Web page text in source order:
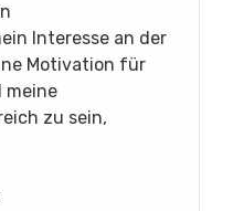
Interesse an der
Motivation für
meine
zu sein,